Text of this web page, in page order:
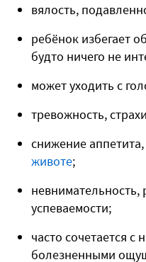
вялость,
ребёнок избегает
будто ничего не
может уходить с
тревожность,
снижение аппетита,
животе;
невнимательность,
успеваемости;
часто сочетается
болезненными